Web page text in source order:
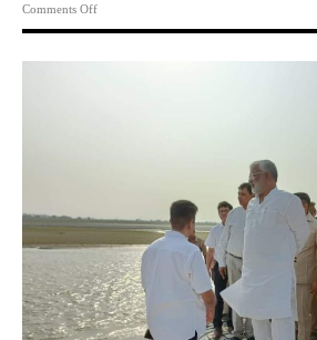
Comments OffOn